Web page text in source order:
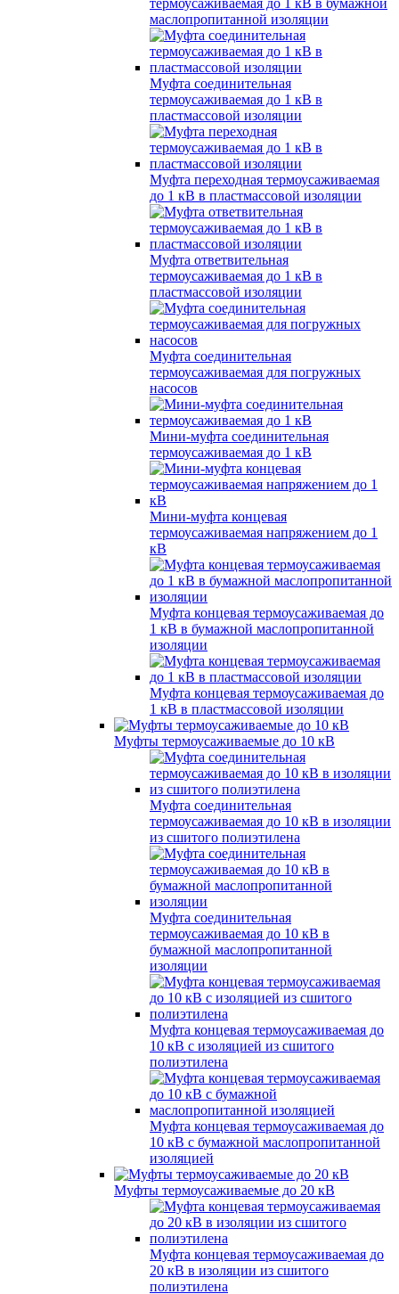
термоусаживаемая до 1 кВ в бумажной
маслопропитанной изоляции
Муфта соединительная
термоусаживаемая до 1 кВ в
пластмассовой изоляции
Муфта переходная термоусаживаемая
до 1 кВ в пластмассовой изоляции
Муфта ответвительная
термоусаживаемая до 1 кВ в
пластмассовой изоляции
Муфта соединительная
термоусаживаемая для погружных
насосов
Мини-муфта соединительная
термоусаживаемая до 1 кВ
Мини-муфта концевая
термоусаживаемая напряжением до 1
кВ
Муфта концевая термоусаживаемая до
1 кВ в бумажной маслопропитанной
изоляции
Муфта концевая термоусаживаемая до
1 кВ в пластмассовой изоляции
Муфты термоусаживаемые до 10 кВ
Муфта соединительная
термоусаживаемая до 10 кВ в изоляции
из сшитого полиэтилена
Муфта соединительная
термоусаживаемая до 10 кВ в
бумажной маслопропитанной
изоляции
Муфта концевая термоусаживаемая до
10 кВ с изоляцией из сшитого
полиэтилена
Муфта концевая термоусаживаемая до
10 кВ с бумажной маслопропитанной
изоляцией
Муфты термоусаживаемые до 20 кВ
Муфта концевая термоусаживаемая до
20 кВ в изоляции из сшитого
полиэтилена